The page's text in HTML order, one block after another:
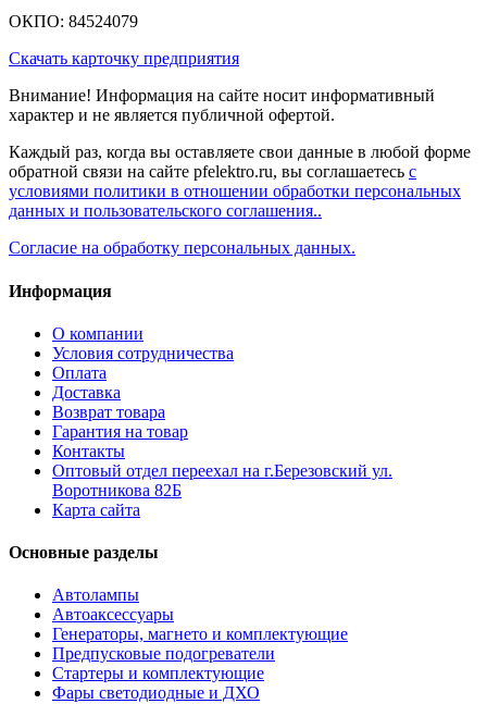
ОКПО: 84524079
Скачать карточку предприятия
Внимание! Информация на сайте носит информативный
характер и не является публичной офертой.
Каждый раз, когда вы оставляете свои данные в любой форме
обратной связи на сайте pfelektro.ru, вы соглашаетесь с
условиями политики в отношении обработки персональных
данных и пользовательского соглашения..
Согласие на обработку персональных данных.
Информация
О компании
Условия сотрудничества
Оплата
Доставка
Возврат товара
Гарантия на товар
Контакты
Оптовый отдел переехал на г.Березовский ул.
Воротникова 82Б
Карта сайта
Основные разделы
Автолампы
Автоаксессуары
Генераторы, магнето и комплектующие
Предпусковые подогреватели
Стартеры и комплектующие
Фары светодиодные и ДХО